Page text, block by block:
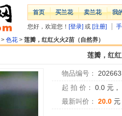
首页 买兰花 卖兰花 我
您好，欢迎您！ [登录] 或 [注册]
> 色花 > 莲瓣，红红火火2苗（自然养）
莲瓣，红
物品编号：
起 拍 价：
0.0 元，
最新叫价：
20.0 元